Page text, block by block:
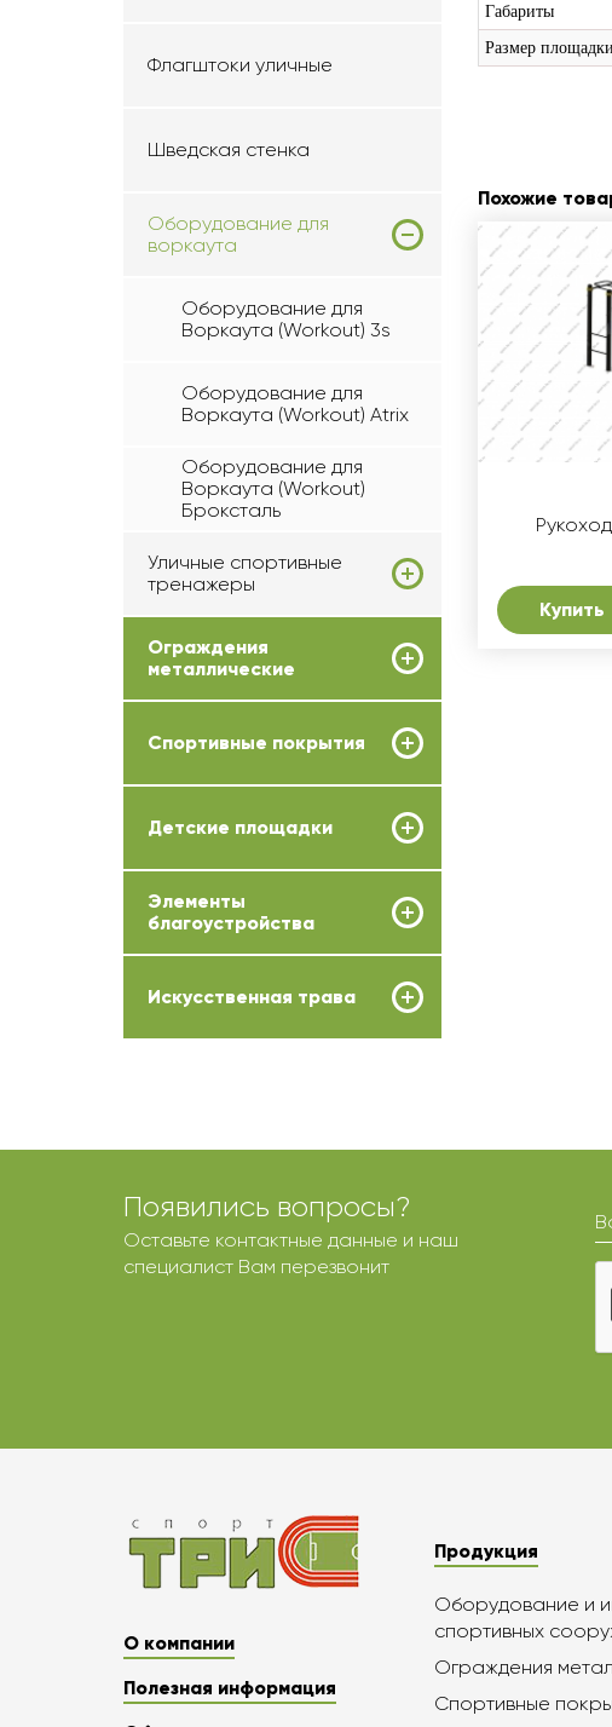
Флагштоки уличные
Шведская стенка
Оборудование для
воркаута
Оборудование для
Воркаута (Workout) 3s
Оборудование для
Воркаута (Workout) Atrix
Оборудование для
Воркаута (Workout)
Броксталь
Уличные спортивные
тренажеры
Ограждения
металлические
Спортивные покрытия
Детские площадки
Элементы
благоустройства
Искусственная трава
Габариты
Размер площадки
Похожие
Купить
Появились вопросы?
Оставьте контактные данные и наш
специалист Вам перезвонит
О компании
Полезная информация
Продукция
Оборудование и
спортивных
Ограждения
Спортивные